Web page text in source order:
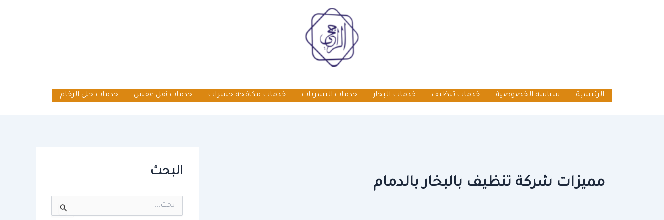
الرئيسية سياسة الخصوصية خدمات تنظيف خدمات البخار خدمات التسربات خدمات مكافحة حشرات خدمات نقل عفش خدمات جلي الرخام
مميزات شركة تنظيف بالبخار بالدمام
البحث